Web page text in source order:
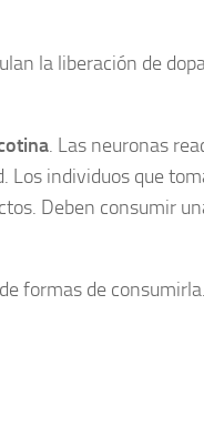
la liberación de
. Las neuronas
Los individuos que
Deben consumir
formas de consumirla.